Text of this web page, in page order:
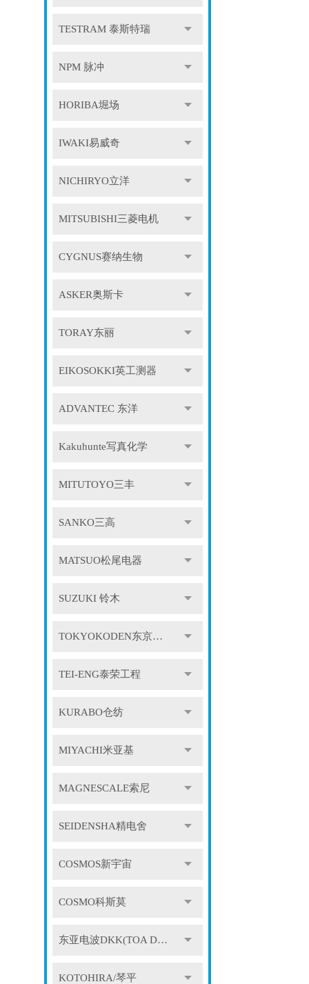
TESTRAM 泰斯特瑞
NPM 脉冲
HORIBA堀场
IWAKI易威奇
NICHIRYO立洋
MITSUBISHI三菱电机
CYGNUS赛纳生物
ASKER奥斯卡
TORAY东丽
EIKOSOKKI英工测器
ADVANTEC 东洋
Kakuhunte写真化学
MITUTOYO三丰
SANKO三高
MATSUO松尾电器
SUZUKI 铃木
TOKYOKODEN东京光电
TEI-ENG泰荣工程
KURABO仓纺
MIYACHI米亚基
MAGNESCALE索尼
SEIDENSHA精电舍
COSMOS新宇宙
COSMO科斯莫
东亚电波DKK(TOA DKK)
KOTOHIRA/琴平